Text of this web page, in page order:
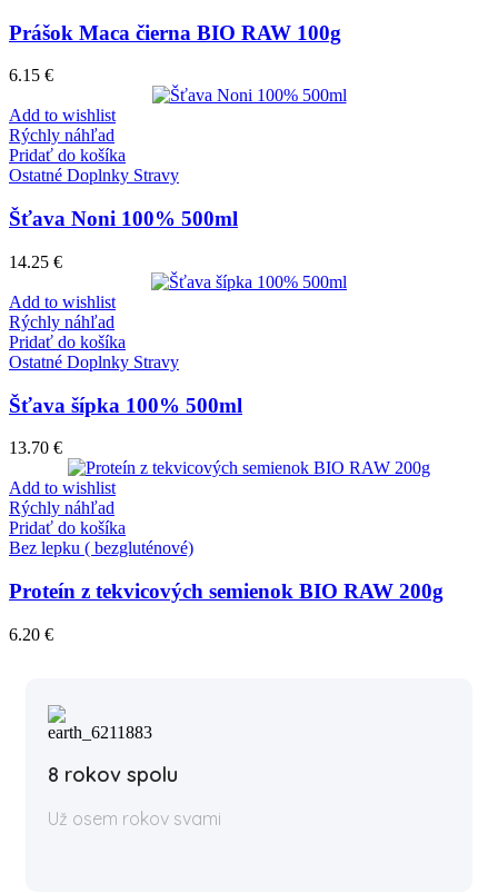
Prášok Maca čierna BIO RAW 100g
6.15 €
Add to wishlist
Rýchly náhľad
Pridať do košíka
Ostatné Doplnky Stravy
Šťava Noni 100% 500ml
14.25 €
Add to wishlist
Rýchly náhľad
Pridať do košíka
Ostatné Doplnky Stravy
Šťava šípka 100% 500ml
13.70 €
Add to wishlist
Rýchly náhľad
Pridať do košíka
Bez lepku ( bezgluténové)
Proteín z tekvicových semienok BIO RAW 200g
6.20 €
8 rokov spolu
Už osem rokov svami